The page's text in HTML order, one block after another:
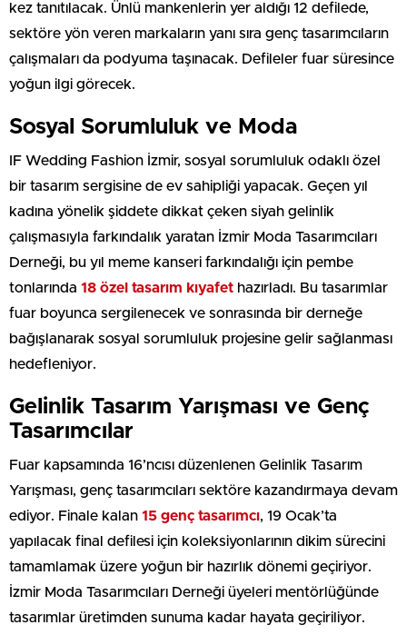
kez tanıtılacak. Ünlü mankenlerin yer aldığı 12 defilede,
sektöre yön veren markaların yanı sıra genç tasarımcıların
çalışmaları da podyuma taşınacak. Defileler fuar süresince
yoğun ilgi görecek.
Sosyal Sorumluluk ve Moda
IF Wedding Fashion İzmir, sosyal sorumluluk odaklı özel
bir tasarım sergisine de ev sahipliği yapacak. Geçen yıl
kadına yönelik şiddete dikkat çeken siyah gelinlik
çalışmasıyla farkındalık yaratan İzmir Moda Tasarımcıları
Derneği, bu yıl meme kanseri farkındalığı için pembe
tonlarında 18 özel tasarım kıyafet hazırladı. Bu tasarımlar
fuar boyunca sergilenecek ve sonrasında bir derneğe
bağışlanarak sosyal sorumluluk projesine gelir sağlanması
hedefleniyor.
Gelinlik Tasarım Yarışması ve Genç
Tasarımcılar
Fuar kapsamında 16’ncısı düzenlenen Gelinlik Tasarım
Yarışması, genç tasarımcıları sektöre kazandırmaya devam
ediyor. Finale kalan 15 genç tasarımcı, 19 Ocak’ta
yapılacak final defilesi için koleksiyonlarının dikim sürecini
tamamlamak üzere yoğun bir hazırlık dönemi geçiriyor.
İzmir Moda Tasarımcıları Derneği üyeleri mentörlüğünde
tasarımlar üretimden sunuma kadar hayata geçiriliyor.